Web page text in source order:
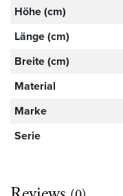
Höhe (cm)
Länge (cm)
Breite (cm)
Material
Marke
Serie